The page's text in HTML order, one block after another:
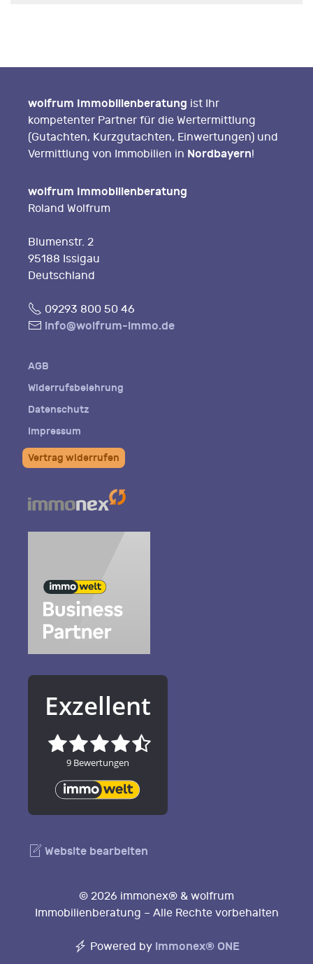
wolfrum Immobilienberatung ist Ihr
kompetenter Partner für die Wertermittlung
(Gutachten, Kurzgutachten, Einwertungen) und
Vermittlung von Immobilien in Nordbayern!
wolfrum Immobilienberatung
Roland Wolfrum
Blumenstr. 2
95188 Issigau
Deutschland
Fon09293 800 50 46
E- info@wolfrum-immo.de
AGB
Widerrufsbelehrung
Datenschutz
Impressum
Vertrag widerrufen
Website bearbeiten
© 2026 immonex® & wolfrum
Immobilienberatung – Alle Rechte vorbehalten
Powered by immonex® ONE